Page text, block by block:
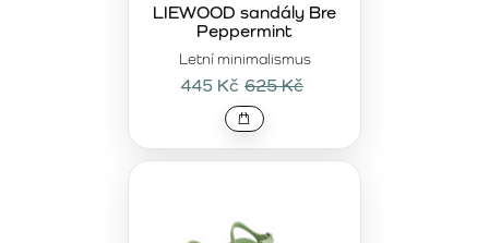
Letní minimalismus
LIEWOOD sandály Bre
Peppermint
445 Kč 625 Kč